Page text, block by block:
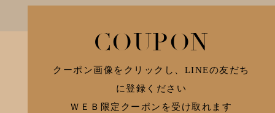
COUPON
クーポン画像をクリックし、LINEの友だち
に登録ください
ＷＥＢ限定クーポンを受け取れます